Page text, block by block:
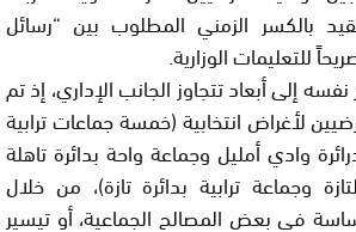
التقيد بالكسر الزمني المطلوب بين “رسائل
للتعليمات الوزارية.
إلى أبعاد تتجاوز الجانب الإداري، إذ تم
لأغراض انتخابية (خمسة جماعات ترابية
وادي أمليل وجماعة واحة بدائرة تاهلة
وجماعة ترابية بدائرة تازة)، من خلال
في بعض المصالح الجماعية، أو تيسير